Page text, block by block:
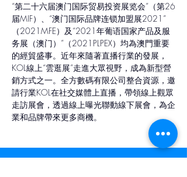
“第二十六届澳门国际贸易投资展览会”（第26
届MIF）、“澳门国际品牌连锁加盟展2021”
（2021MFE）及“2021年葡语国家产品及服
务展（澳门）”（2021PLPEX）均為澳門重要
的經貿盛事。近年來隨著直播行業的發展，
KOL線上“雲逛展”走進大眾視野，成為新型營
銷方式之一。全方數碼有限公司整合資源，邀
請行業KOL在社交媒體上直播，帶領線上觀眾
走訪展會，透過線上曝光聯動線下展會，為企
業和品牌帶來更多商機。